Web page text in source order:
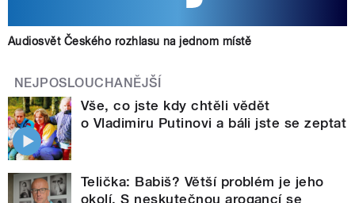
Audiosvět Českého rozhlasu na jednom místě
NEJPOSLOUCHANĚJŠÍ
Vše, co jste kdy chtěli vědět
o Vladimiru Putinovi a báli jste se zeptat
Telička: Babiš? Větší problém je jeho
okolí. S neskutečnou arogancí se